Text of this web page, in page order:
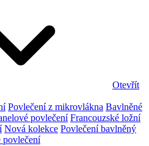
Otevřít
Povlečení z mikrovlákna Bavlněné
povlečení Francouzské ložní
Nová kolekce Povlečení bavlněný
povlečení